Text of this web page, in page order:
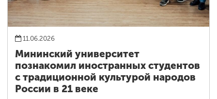
11.06.2026
Мининский университет
познакомил иностранных студентов
с традиционной культурой народов
России в 21 веке